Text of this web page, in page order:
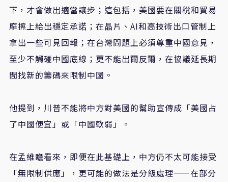
下，才會做出適當讓步；這包括，美國要在關稅和貿易
摩擦上給出穩定承諾；在晶片、 AI和高技術出口管制上
拿出一些可見回報；在台灣問題上必須尊重中國意見，
至少不觸碰中國底線；更不能出爾反爾，在協議延長期
間找新的籌碼來限制中國。
他提到，川普不能將中方對美國的幫助宣傳成「美國占
了中國便宜」或「中國軟弱」。
在孟維瞻看來，即便在此基礎上，中方仍不太可能接受
「無限制供應」，更可能的做法是分級處理——在部分